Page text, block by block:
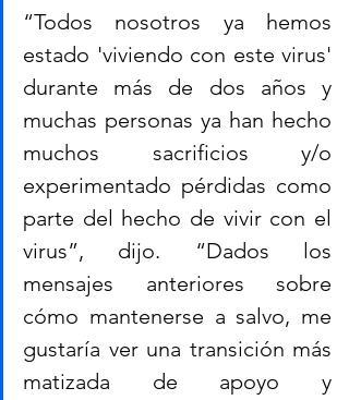
“Todos nosotros ya hemos
estado 'viviendo con este virus'
durante más de dos años y
muchas personas ya han hecho
muchos sacrificios y/o
experimentado pérdidas como
parte del hecho de vivir con el
virus”, dijo. “Dados los
mensajes anteriores sobre
cómo mantenerse a salvo, me
gustaría ver una transición más
matizada de apoyo y